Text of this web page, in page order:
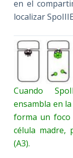
en el
localizar
Cuando
ensambla en la
forma un foco
célula madre,
(A3).